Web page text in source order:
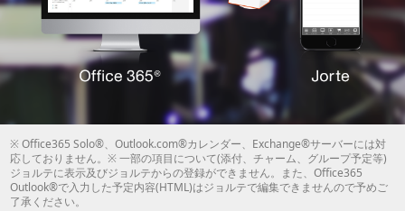
※ Office365 Solo®、Outlook.com®カレンダー、Exchange®サーバーには対
応しておりません。※ 一部の項目について(添付、チャーム、グループ予定等)
ジョルテに表示及びジョルテからの登録ができません。また、Office365
Outlook®で入力した予定内容(HTML)はジョルテで編集できませんので予めご
了承ください。